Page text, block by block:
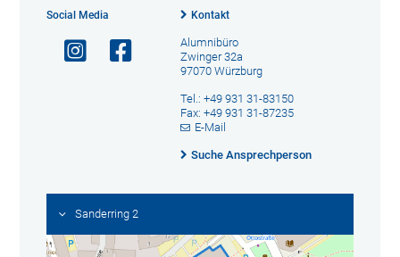
Social Media Kontakt
Alumnibüro
Zwinger 32a
97070 Würzburg
Tel.: +49 931 31-83150
Fax: +49 931 31-87235
E-Mail
Suche Ansprechperson
Sanderring 2